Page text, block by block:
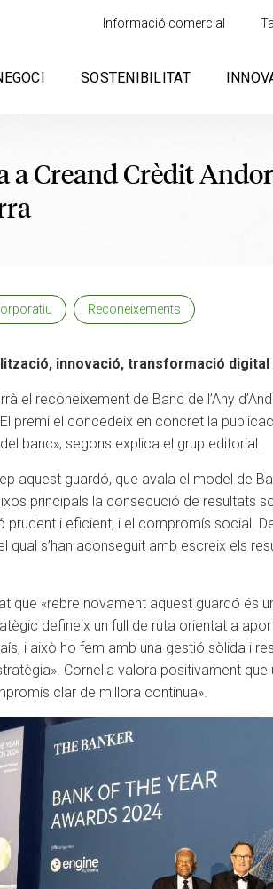
Informació comercial
SOSTENIBILITAT
a Creand Crèdit
Reconeixements
innovació, transformació
el reconeixement de Banc de l’Any
premi el concedeix en concret la
banc», segons explica el grup editorial.
aquest guardó, que avala el model de
principals la consecució de resultats
prudent i eficient, i el compromís social.
s’han aconseguit amb escreix els
que «rebre novament aquest guardó
defineix un full de ruta orientat a
i això ho fem amb una gestió sòlida i
Cornella valora positivament
clar de millora contínua».